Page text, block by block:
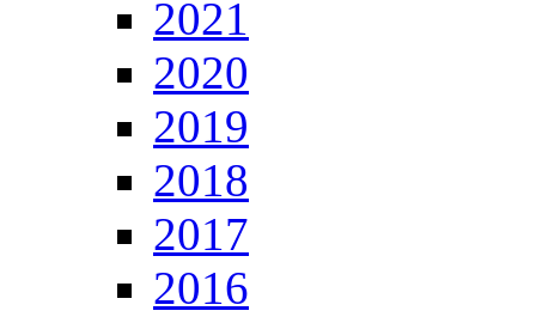
2021
2020
2019
2018
2017
2016